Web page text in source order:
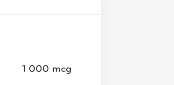
1 000 mcg